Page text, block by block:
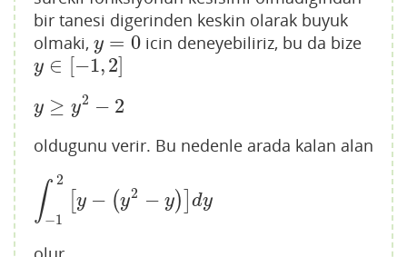
bir tanesi digerinden keskin olarak buyuk
olmaki, y = 0
y=0 icin deneyebiliriz, bu da bize
y ∈ [−1,2]
y∈[ 1,2]
y ≥ y2 − 2
y≥ y2−2
oldugunu verir. Bu nedenle arada kalan alan
∫ 2
−1
[y − (y2 − y) dy
−12[y −(y2 −y) ]dy